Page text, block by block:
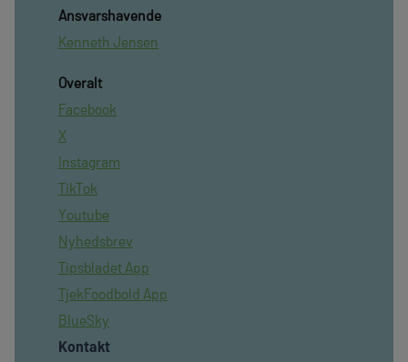
Ansvarshavende
Kenneth Jensen
Overalt
Facebook
X
Instagram
TikTok
Youtube
Nyhedsbrev
Tipsbladet App
TjekFoodbold App
BlueSky
Kontakt